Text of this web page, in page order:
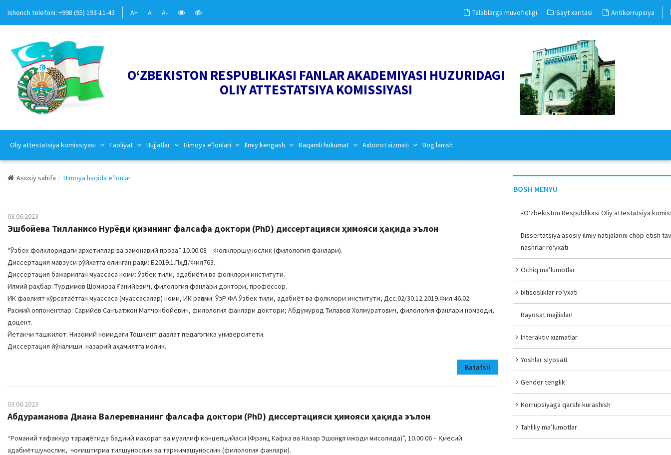
Ishonch telefoni: +998 (95) 193-11-43 A+ A A- Talablarga muvofiqligi Sayt xaritasi Antikorrupsiya
O‘ZBEKISTON RESPUBLIKASI FANLAR AKADEMIYASI HUZURIDAGI
OLIY ATTESTATSIYA KOMISSIYASI
Oliy attestatsiya komissiyasi Faoliyat Hujjatlar Himoya e’lonlari Ilmiy kengash Raqamli hukumat Axborot xizmati Bog‘lanish
Asosiy sahifa Himoya haqida e’lonlar
03.06.2023
Эшбойева Тилланисо Нурёғди қизининг фалсафа доктори (PhD) диссертацияси ҳимояси ҳақида эълон
“Ўзбек фолклоридаги архетиплар ва замонавий проза” 10.00.08 – Фолклоршунослик (филология фанлари).
Диссертация мавзуси рўйхатга олинган рақам: Б2019.1.ПҳД/Фил763.
Диссертация бажарилган муассаса номи: Ўзбек тили, адабиёти ва фолклори институти.
Илмий раҳбар: Турдимов Шомирза Ғанийевич, филология фанлари доктори, профессор.
ИК фаолият кўрсатаётган муассаса (муассасалар) номи, ИК рақами: ЎзР ФA Ўзбек тили, адабиёт ва фолклори институти, Дсc.02/30.12.2019.Фил.46.02.
Расмий оппонентлар: Сарийев Санъатжон Матчонбойевич, филология фанлари доктори; Aбдумурод Тилавов Холмуратович, филология фанлари номзоди,
доцент.
Йетакчи ташкилот: Низомий номидаги Тошкент давлат педагогика университети.
Диссертация йўналиши: назарий аҳамиятга молик.
Batafsil
03.06.2023
Абдураманова Диана Валеревнанинг фалсафа доктори (PhD) диссертацияси ҳимояси ҳақида эълон
“Романий тафаккур тараққиётида бадиий маҳорат ва муаллиф концепцийаси (Франц Кафка ва Назар Эшонқул ижоди мисолида)”, 10.00.06 – Қиёсий
адабиётшунослик, чоғиштирма тилшунослик ва таржимашунослик (филология фанлари).
BOSH MENYU
«O‘zbekiston Respublikasi Oliy attestatsiya
Dissertatsiya asosiy ilmiy natijalarini chop etish
nashrlar ro‘yxati
Ochiq ma’lumotlar
Ixtisosliklar ro‘yxati
Rayosat majlislari
Interaktiv xizmatlar
Yoshlar siyosati
Gender tenglik
Korrupsiyaga qarshi kurashish
Tahliliy ma’lumotlar